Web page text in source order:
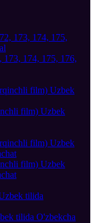
174, 175, 176,
film) Uzbek
film) Uzbek
tilida O'zbekcha